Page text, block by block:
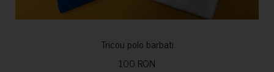
Tricou polo barbati
100 RON